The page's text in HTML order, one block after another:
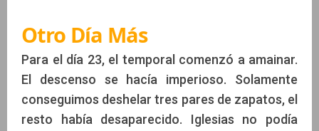
Otro Día Más
Para el día 23, el temporal comenzó a amainar.
El descenso se hacía imperioso. Solamente
conseguimos deshelar tres pares de zapatos, el
resto había desaparecido. Iglesias no podía